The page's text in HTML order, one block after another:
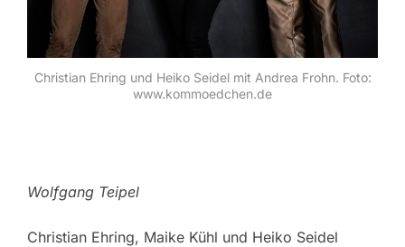
Christian Ehring und Heiko Seidel mit Andrea Frohn. Foto:
www.kommoedchen.de
Wolfgang Teipel
Christian Ehring, Maike Kühl und Heiko Seidel